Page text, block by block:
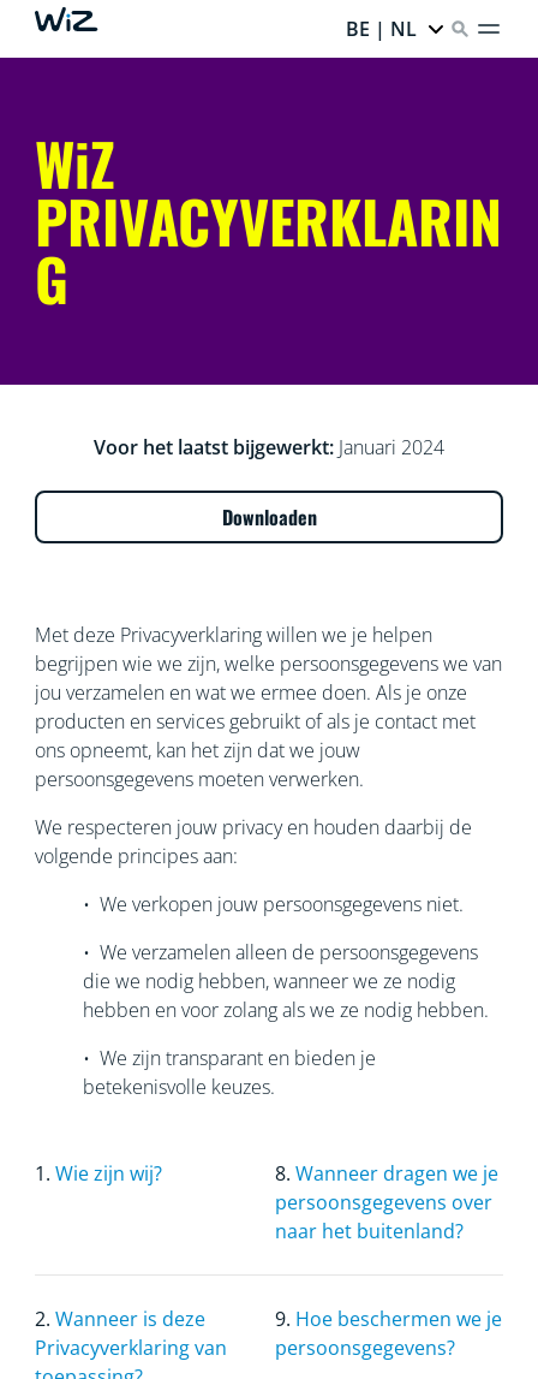
BE | NL
WiZ
PRIVACYVERKLARIN
G
Voor het laatst bijgewerkt: Januari 2024
Downloaden
Met deze Privacyverklaring willen we je helpen
begrijpen wie we zijn, welke persoonsgegevens we van
jou verzamelen en wat we ermee doen. Als je onze
producten en services gebruikt of als je contact met
ons opneemt, kan het zijn dat we jouw
persoonsgegevens moeten verwerken.
We respecteren jouw privacy en houden daarbij de
volgende principes aan:
• We verkopen jouw persoonsgegevens niet.
• We verzamelen alleen de persoonsgegevens
die we nodig hebben, wanneer we ze nodig
hebben en voor zolang als we ze nodig hebben.
• We zijn transparant en bieden je
betekenisvolle keuzes.
1. Wie zijn wij? 8. Wanneer dragen we je
persoonsgegevens over
naar het buitenland?
2. Wanneer is deze
Privacyverklaring van
9. Hoe beschermen we je
persoonsgegevens?